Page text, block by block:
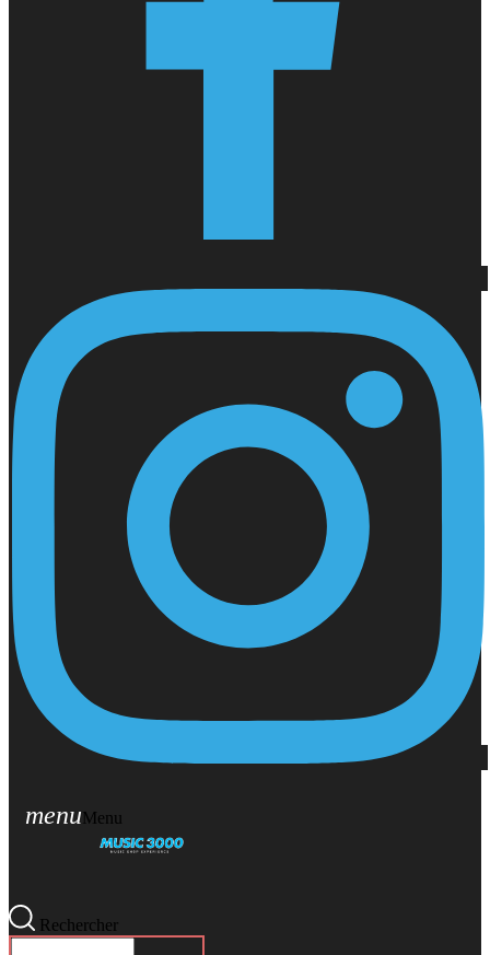
menuMenu
Rechercher